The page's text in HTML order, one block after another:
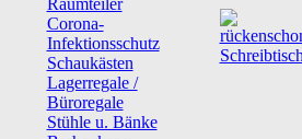
Raumteiler
Corona-
Infektionsschutz
Schaukästen
Lagerregale /
Büroregale
Stühle u. Bänke